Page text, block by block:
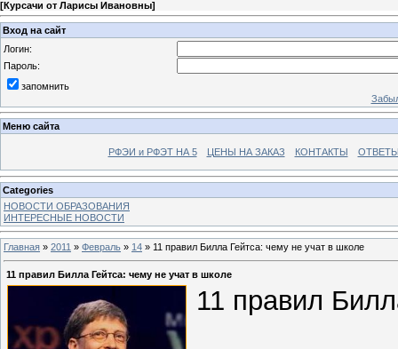
[Курсачи от Ларисы Ивановны]
Вход на сайт
Логин:
Пароль:
запомнить
Меню сайта
РФЭИ и РФЭТ НА 5 ЦЕНЫ НА ЗАКАЗ КОНТАКТЫ
Categories
НОВОСТИ ОБРАЗОВАНИЯ
ИНТЕРЕСНЫЕ НОВОСТИ
Главная » 2011 » Февраль » 14 » 11 правил Билла Гейтса: чему не учат в школе
11 правил Билла Гейтса: чему не учат в школе
11 правил